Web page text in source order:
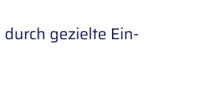
gezielte Ein-